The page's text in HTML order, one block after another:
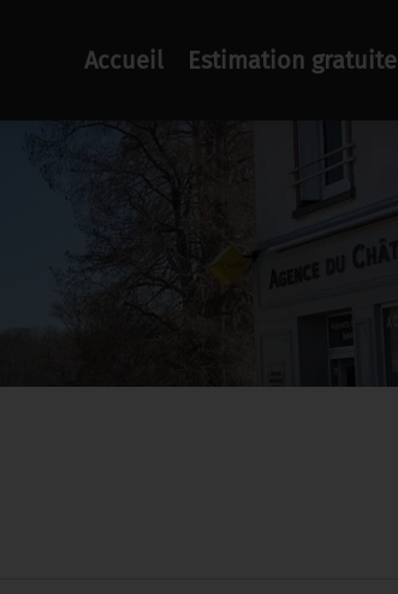
Accueil Estimation gratuite